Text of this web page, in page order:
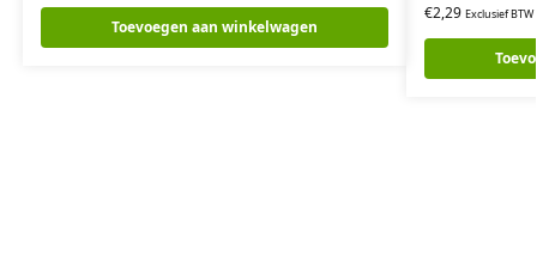
Toevoegen aan winkelwagen
€2,29 Exclusief BTW